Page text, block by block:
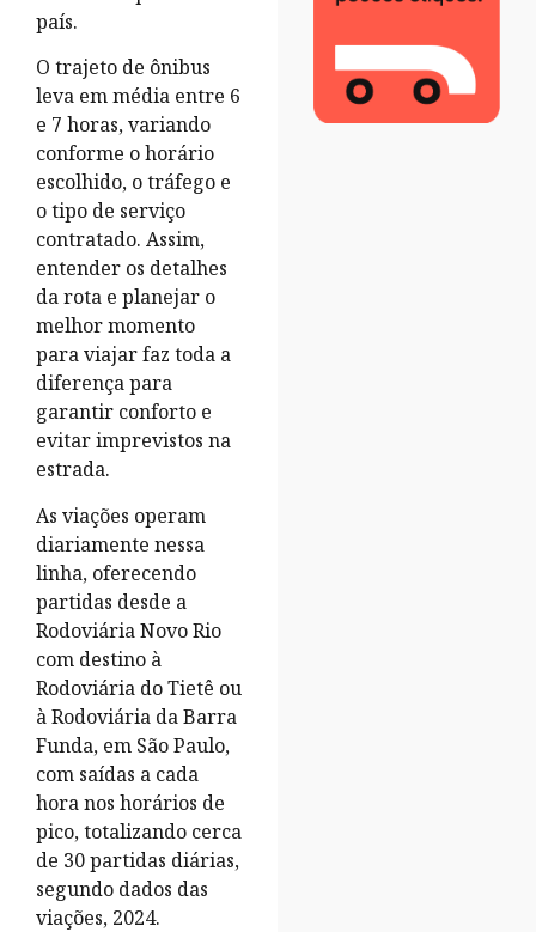
país.
O trajeto de ônibus
leva em média entre 6
e 7 horas, variando
conforme o horário
escolhido, o tráfego e
o tipo de serviço
contratado. Assim,
entender os detalhes
da rota e planejar o
melhor momento
para viajar faz toda a
diferença para
garantir conforto e
evitar imprevistos na
estrada.
As viações operam
diariamente nessa
linha, oferecendo
partidas desde a
Rodoviária Novo Rio
com destino à
Rodoviária do Tietê ou
à Rodoviária da Barra
Funda, em São Paulo,
com saídas a cada
hora nos horários de
pico, totalizando cerca
de 30 partidas diárias,
segundo dados das
viações, 2024.